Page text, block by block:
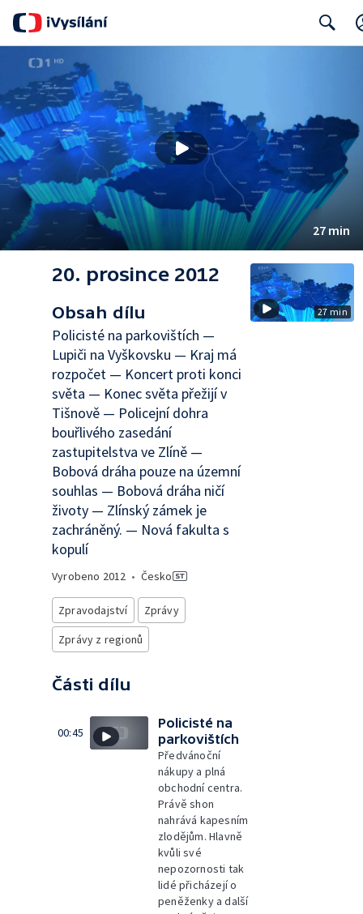
27 min
20. prosince 2012
Obsah dílu
Policisté na parkovištích —
Lupiči na Vyškovsku — Kraj má
rozpočet — Koncert proti konci
světa — Konec světa přežijí v
Tišnově — Policejní dohra
bouřlivého zasedání
zastupitelstva ve Zlíně —
Bobová dráha pouze na územní
souhlas — Bobová dráha ničí
životy — Zlínský zámek je
zachráněný. — Nová fakulta s
kopulí
Vyrobeno 2012 • Česko
Zpravodajství
Zprávy
Zprávy z regionů
Části dílu
00:45
Policisté na
parkovištích
Předvánoční
nákupy a plná
obchodní centra.
Právě shon
nahrává kapesním
zlodějům. Hlavně
kvůli své
nepozornosti tak
lidé přicházejí o
peněženky a další
27 min